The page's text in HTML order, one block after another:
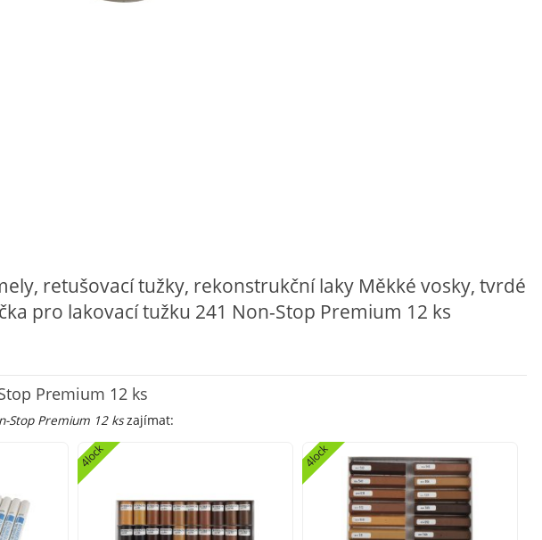
retušovací tužky, rekonstrukční laky Měkké vosky, tvrdé
pro lakovací tužku 241 Non-Stop Premium 12 ks
Premium 12 ks
Stop Premium 12 kszajímat:
4lock 4lock